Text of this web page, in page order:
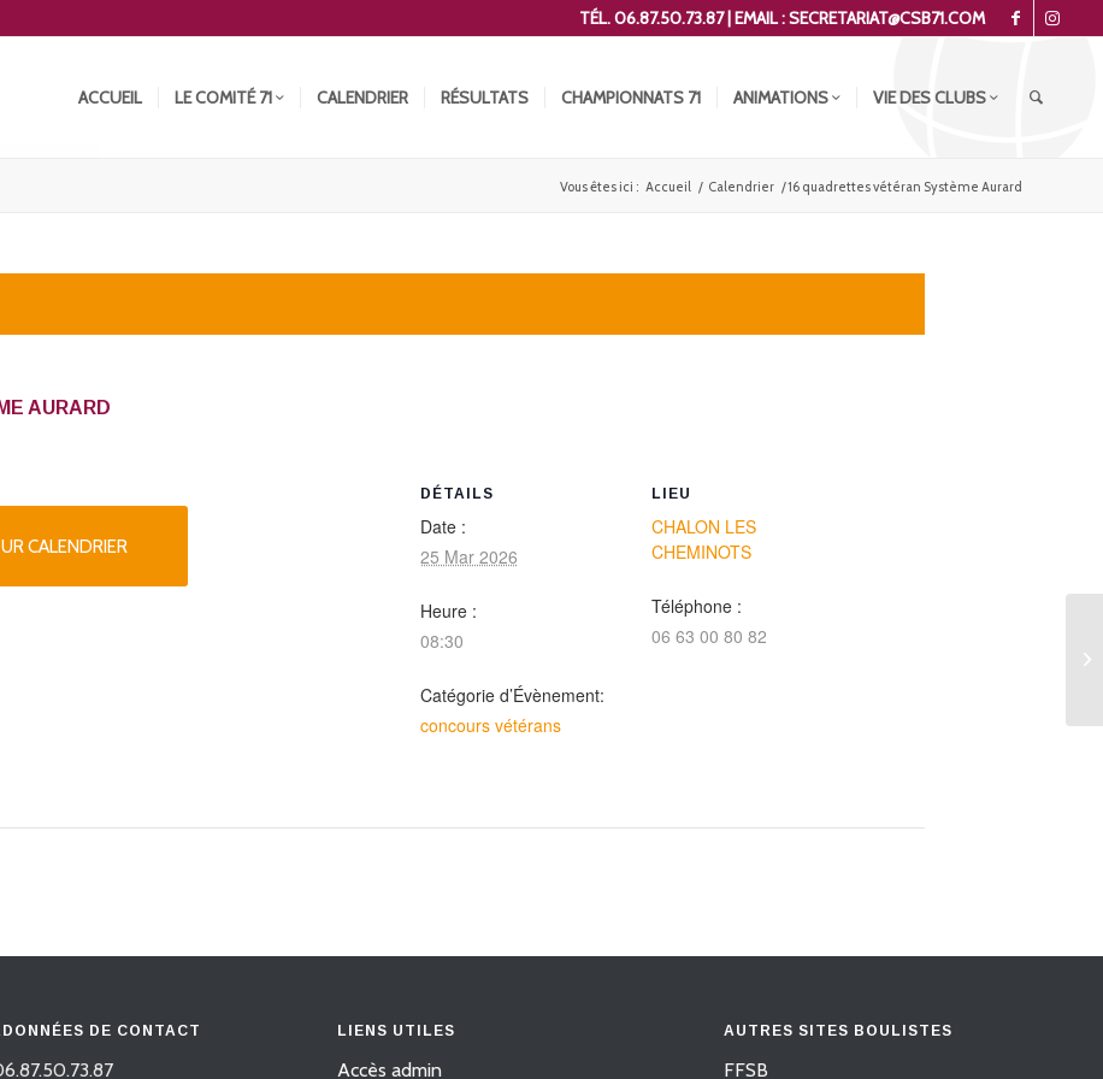
TÉL. 06.87.50.73.87 | EMAIL : SECRETARIAT@CSB71.COM
ACCUEIL LE COMITÉ 71 CALENDRIER RÉSULTATS CHAMPIONNATS 71 ANIMATIONS VIE DES CLUBS
Vous êtes ici : Accueil / Calendrier /16 quadrettes vétéran Système Aurard
AURARD
CALENDRIER
DÉTAILS
Date :
25 Mar 2026
Heure :
08:30
Catégorie d’Évènement:
concours vétérans
LIEU
CHALON LES
CHEMINOTS
Téléphone :
06 63 00 80 82
DE CONTACT LIENS UTILES
Accès admin
AUTRES SITES BOULISTES
FFSB